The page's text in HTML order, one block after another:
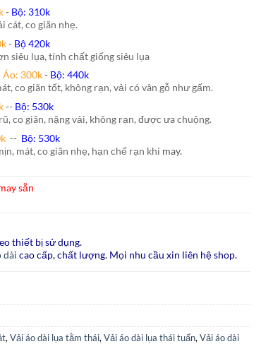
- Bộ: 310k
cát, co giãn nhẹ.
- Bộ 420k
siêu lụa, tính chất giống siêu lụa
300k- Bộ: 440k
co giãn tốt, không rạn, vải có vân gỗ như gấm.
-- Bộ: 530k
co giãn, nặng vải, không rạn, được ưa chuộng.
-- Bộ: 530k
mát, co giãn nhẹ, hạn chế rạn khi may.
sẵn
thiết bị sử dụng.
dài cao cấp, chất lượng. Mọi nhu cầu xin liên hệ shop.
, Vải áo dài lụa tằm thái, Vải áo dài lụa thái tuấn, Vải áo dài